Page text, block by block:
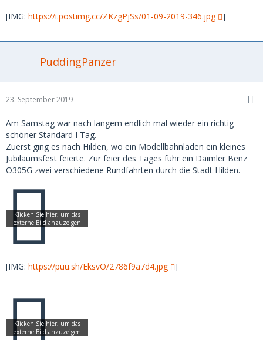
[IMG: https://i.postimg.cc/ZKzgPjSs/01-09-2019-346.jpg ]
PuddingPanzer
23. September 2019
Am Samstag war nach langem endlich mal wieder ein richtig
schöner Standard I Tag.
Zuerst ging es nach Hilden, wo ein Modellbahnladen ein kleines
Jubiläumsfest feierte. Zur feier des Tages fuhr ein Daimler Benz
O305G zwei verschiedene Rundfahrten durch die Stadt Hilden.
[IMG: https://puu.sh/EksvO/2786f9a7d4.jpg ]